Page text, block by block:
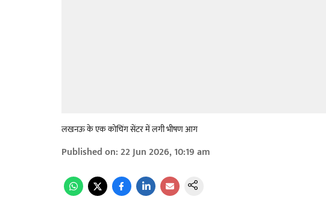
लखनऊ के एक कोचिंग सेंटर में लगी भीषण आग
Published on:22 Jun 2026, 10:19 am